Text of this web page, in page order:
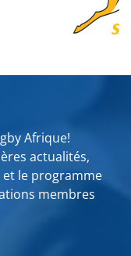
Afrique!
actualités,
le programme
membres